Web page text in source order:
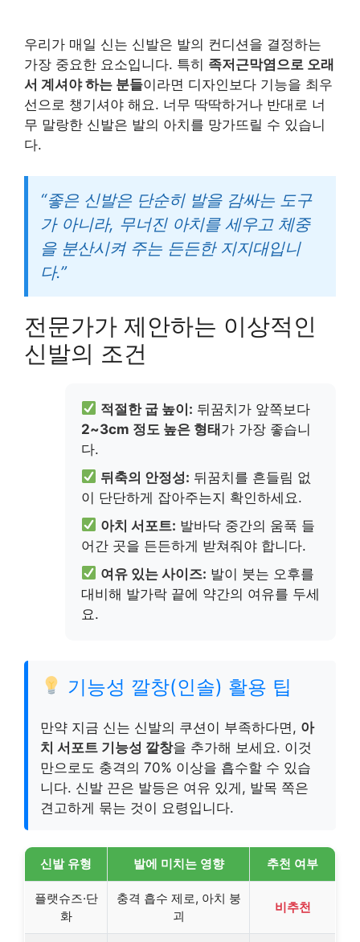
우리가 매일 신는 신발은 발의 컨디션을 결정하는
가장 중요한 요소입니다. 특히 족저근막염으로 오래
서 계셔야 하는 분들이라면 디자인보다 기능을 최우
선으로 챙기셔야 해요. 너무 딱딱하거나 반대로 너
무 말랑한 신발은 발의 아치를 망가뜨릴 수 있습니
다.
“좋은 신발은 단순히 발을 감싸는 도구
가 아니라, 무너진 아치를 세우고 체중
을 분산시켜 주는 든든한 지지대입니
다.”
전문가가 제안하는 이상적인
신발의 조건
적절한 굽 높이: 뒤꿈치가 앞쪽보다
2~3cm 정도 높은 형태가 가장 좋습니
다.
뒤축의 안정성: 뒤꿈치를 흔들림 없
이 단단하게 잡아주는지 확인하세요.
아치 서포트: 발바닥 중간의 움푹 들
어간 곳을 든든하게 받쳐줘야 합니다.
여유 있는 사이즈: 발이 붓는 오후를
대비해 발가락 끝에 약간의 여유를 두세
요.
기능성 깔창(인솔) 활용 팁
만약 지금 신는 신발의 쿠션이 부족하다면, 아
치 서포트 기능성 깔창을 추가해 보세요. 이것
만으로도 충격의 70% 이상을 흡수할 수 있습
니다. 신발 끈은 발등은 여유 있게, 발목 쪽은
견고하게 묶는 것이 요령입니다.
신발 유형 발에 미치는 영향 추천 여부
플랫슈즈·단
화
충격 흡수 제로, 아치 붕
괴
비추천